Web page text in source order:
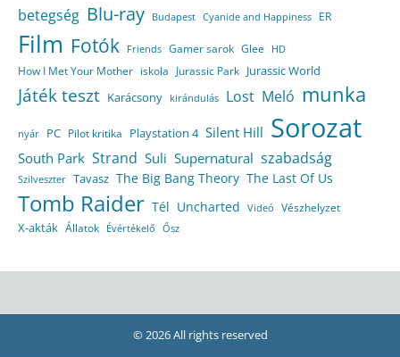
betegség Blu-ray Budapest Cyanide and Happiness ER
Film Fotók Friends Gamer sarok Glee HD
How I Met Your Mother iskola Jurassic Park Jurassic World
Játék teszt Karácsony kirándulás Lost Meló munka
nyár PC Pilot kritika Playstation 4 Silent Hill Sorozat
South Park Strand Suli Supernatural szabadság
Szilveszter Tavasz The Big Bang Theory The Last Of Us
Tomb Raider Tél Uncharted Videó Vészhelyzet
X-akták Állatok Évértékelő Ősz
© 2026 All rights reserved